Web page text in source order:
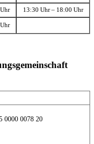
13:30 Uhr – 18:00 Uhr
0000 0078 20